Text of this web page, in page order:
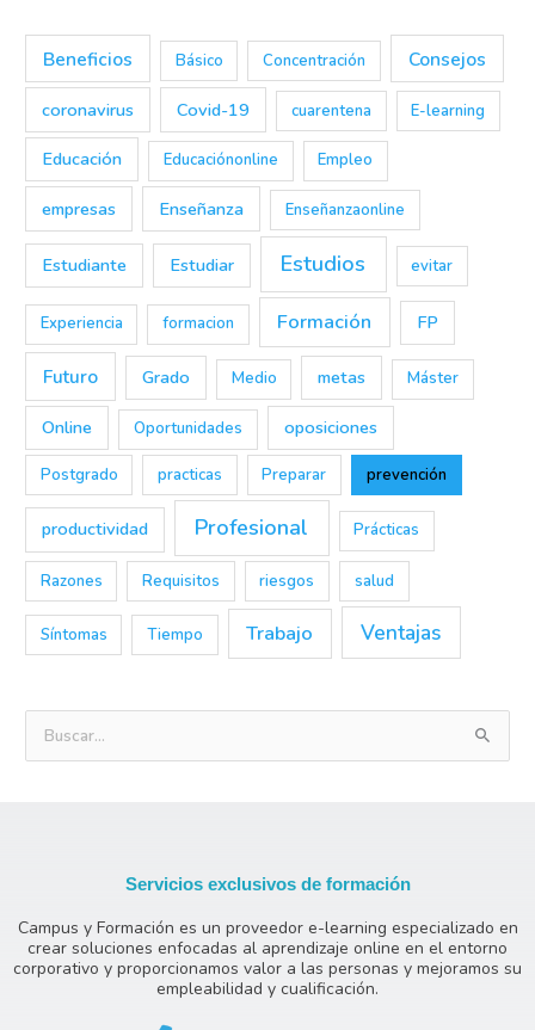
Beneficios Básico Concentración Consejos
coronavirus Covid-19 cuarentena E-learning
Educación Educaciónonline Empleo
empresas Enseñanza Enseñanzaonline
Estudiante Estudiar Estudios evitar
Experiencia formacion Formación FP
Futuro Grado Medio metas Máster
Online Oportunidades oposiciones
Postgrado practicas Preparar prevención
productividad Profesional Prácticas
Razones Requisitos riesgos salud
Síntomas Tiempo Trabajo Ventajas
p
o
Servicios exclusivos de formación
Campus y Formación es un proveedor e-learning especializado en
crear soluciones enfocadas al aprendizaje online en el entorno
corporativo y proporcionamos valor a las personas y mejoramos su
empleabilidad y cualificación.